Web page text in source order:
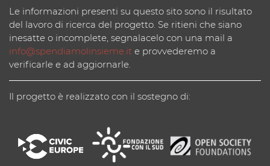
Le informazioni presenti su questo sito sono il risultato
del lavoro di ricerca del progetto. Se ritieni che siano
inesatte o incomplete, segnalacelo con una mail a
info@spendiamolinsieme.it e provvederemo a
verificarle e ad aggiornarle.
Il progetto è realizzato con il sostegno di: